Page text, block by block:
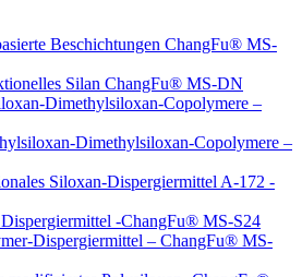
Beschichtungen ChangFu® MS-
Silan ChangFu® MS-DN
Dimethylsiloxan-Copolymere –
Dimethylsiloxan-Copolymere –
Siloxan-Dispergiermittel A-172 -
-ChangFu® MS-S24
Dispergiermittel – ChangFu® MS-